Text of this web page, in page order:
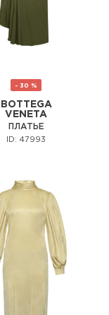
- 30 %
BOTTEGA
VENETA
ПЛАТЬЕ
ID: 47993